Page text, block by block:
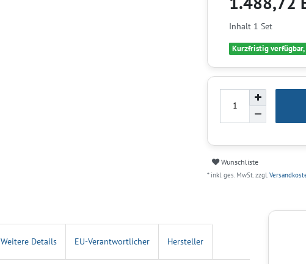
Inhalt 1 Set
Kurzfristig
Wunschliste
* inkl. ges. MwSt. zzgl.
Weitere Details EU-Verantwortlicher Hersteller